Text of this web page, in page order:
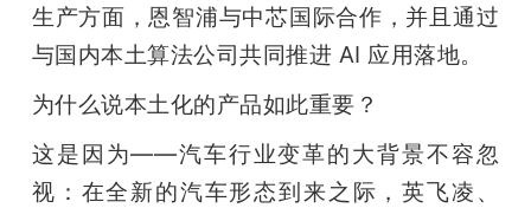
生产方面，恩智浦与中芯国际合作，并且通过
与国内本土算法公司共同推进 AI 应用落地。
为什么说本土化的产品如此重要？
这是因为——汽车行业变革的大背景不容忽
视：在全新的汽车形态到来之际，英飞凌、